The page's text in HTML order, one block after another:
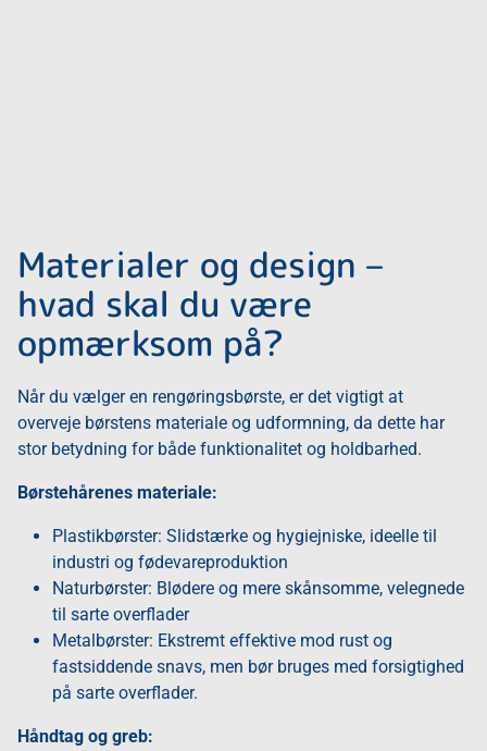
Materialer og design –
hvad skal du være
opmærksom på?
Når du vælger en rengøringsbørste, er det vigtigt at
overveje børstens materiale og udformning, da dette har
stor betydning for både funktionalitet og holdbarhed.
Børstehårenes materiale:
Plastikbørster: Slidstærke og hygiejniske, ideelle til
industri og fødevareproduktion
Naturbørster: Blødere og mere skånsomme, velegnede
til sarte overflader
Metalbørster: Ekstremt effektive mod rust og
fastsiddende snavs, men bør bruges med forsigtighed
på sarte overflader.
Håndtag og greb: